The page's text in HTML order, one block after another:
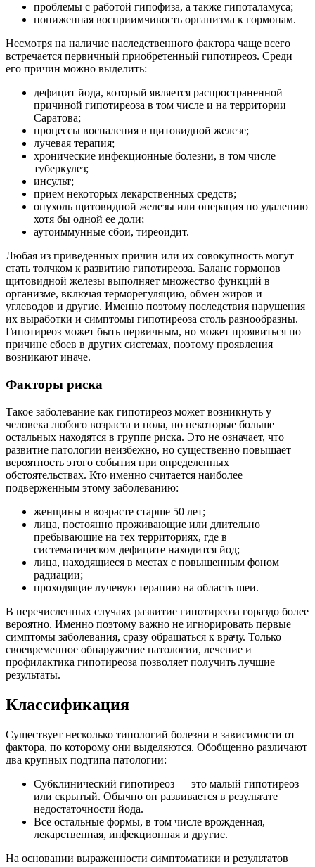
проблемы с работой гипофиза, а также гипоталамуса;
пониженная восприимчивость организма к гормонам.
Несмотря на наличие наследственного фактора чаще всего
встречается первичный приобретенный гипотиреоз. Среди
его причин можно выделить:
дефицит йода, который является распространенной
причиной гипотиреоза в том числе и на территории
Саратова;
процессы воспаления в щитовидной железе;
лучевая терапия;
хронические инфекционные болезни, в том числе
туберкулез;
инсульт;
прием некоторых лекарственных средств;
опухоль щитовидной железы или операция по удалению
хотя бы одной ее доли;
аутоиммунные сбои, тиреоидит.
Любая из приведенных причин или их совокупность могут
стать толчком к развитию гипотиреоза. Баланс гормонов
щитовидной железы выполняет множество функций в
организме, включая терморегуляцию, обмен жиров и
углеводов и другие. Именно поэтому последствия нарушения
их выработки и симптомы гипотиреоза столь разнообразны.
Гипотиреоз может быть первичным, но может проявиться по
причине сбоев в других системах, поэтому проявления
возникают иначе.
Факторы риска
Такое заболевание как гипотиреоз может возникнуть у
человека любого возраста и пола, но некоторые больше
остальных находятся в группе риска. Это не означает, что
развитие патологии неизбежно, но существенно повышает
вероятность этого события при определенных
обстоятельствах. Кто именно считается наиболее
подверженным этому заболеванию:
женщины в возрасте старше 50 лет;
лица, постоянно проживающие или длительно
пребывающие на тех территориях, где в
систематическом дефиците находится йод;
лица, находящиеся в местах с повышенным фоном
радиации;
проходящие лучевую терапию на область шеи.
В перечисленных случаях развитие гипотиреоза гораздо более
вероятно. Именно поэтому важно не игнорировать первые
симптомы заболевания, сразу обращаться к врачу. Только
своевременное обнаружение патологии, лечение и
профилактика гипотиреоза позволяет получить лучшие
результаты.
Классификация
Существует несколько типологий болезни в зависимости от
фактора, по которому они выделяются. Обобщенно различают
два крупных подтипа патологии:
Субклинический гипотиреоз — это малый гипотиреоз
или скрытый. Обычно он развивается в результате
недостаточности йода.
Все остальные формы, в том числе врожденная,
лекарственная, инфекционная и другие.
На основании выраженности симптоматики и результатов